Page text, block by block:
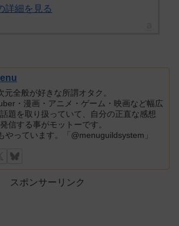
詳細を見る
元全般が好きな所謂オタク。
・漫画・アニメ・ゲーム・映画など幅広
題を取り扱っていて、自分の正直な感想
信する事がモットーです。
やっています。「@menuguildsystem」
スポンサーリンク